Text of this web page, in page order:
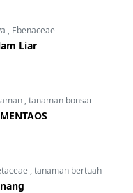
, Ebenaceae
Liar
,tanaman bonsai
,tanaman bertuah